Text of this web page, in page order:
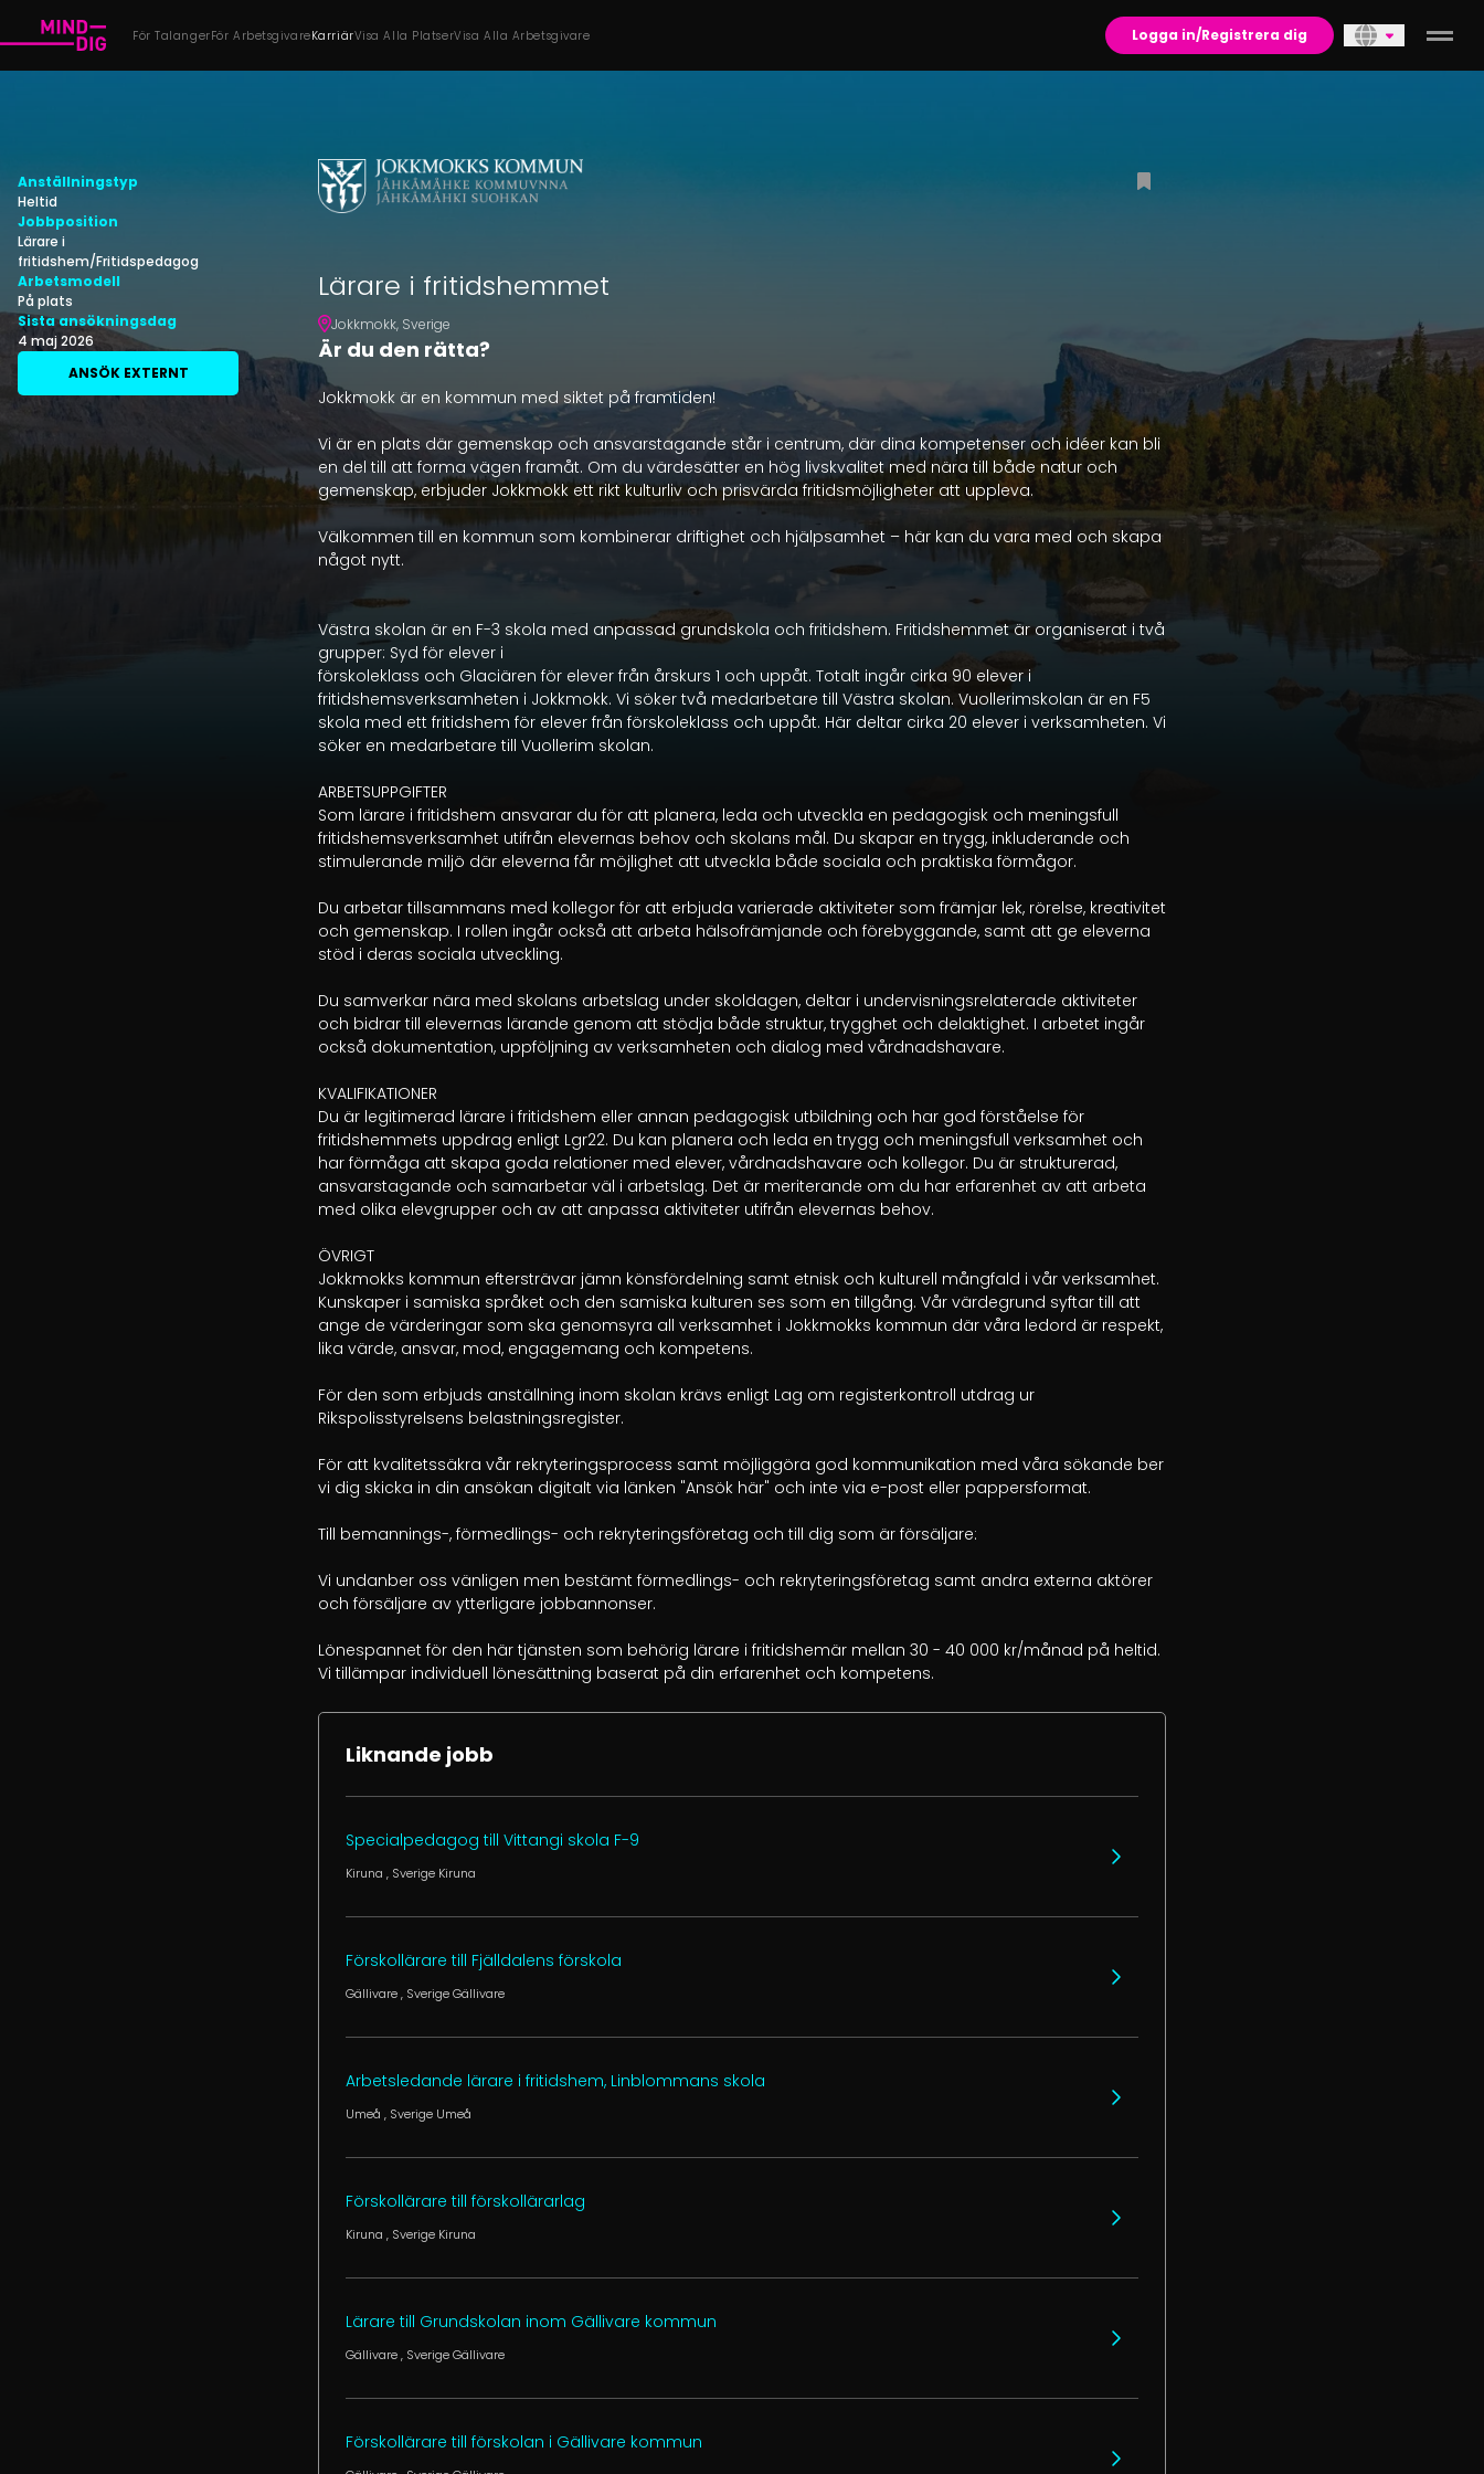
För TalangerFör ArbetsgivareKarriärVisa Alla PlatserVisa Alla Arbetsgivare Logga in/Registrera dig
Anställningstyp
Heltid
Jobbposition
Lärare i
fritidshem/Fritidspedagog
Arbetsmodell
På plats
Sista ansökningsdag
4 maj 2026
ANSÖK EXTERNT
Lärare i fritidshemmet
Jokkmokk, Sverige
Är du den rätta?
Jokkmokk är en kommun med siktet på framtiden!
Vi är en plats där gemenskap och ansvarstagande står i centrum, där dina kompetenser och idéer kan bli
en del till att forma vägen framåt. Om du värdesätter en hög livskvalitet med nära till både natur och
gemenskap, erbjuder Jokkmokk ett rikt kulturliv och prisvärda fritidsmöjligheter att uppleva.
Välkommen till en kommun som kombinerar driftighet och hjälpsamhet – här kan du vara med och skapa
något nytt.
Västra skolan är en F-3 skola med anpassad grundskola och fritidshem. Fritidshemmet är organiserat i två
grupper: Syd för elever i
förskoleklass och Glaciären för elever från årskurs 1 och uppåt. Totalt ingår cirka 90 elever i
fritidshemsverksamheten i Jokkmokk. Vi söker två medarbetare till Västra skolan. Vuollerimskolan är en F5
skola med ett fritidshem för elever från förskoleklass och uppåt. Här deltar cirka 20 elever i verksamheten. Vi
söker en medarbetare till Vuollerim skolan.
ARBETSUPPGIFTER
Som lärare i fritidshem ansvarar du för att planera, leda och utveckla en pedagogisk och meningsfull
fritidshemsverksamhet utifrån elevernas behov och skolans mål. Du skapar en trygg, inkluderande och
stimulerande miljö där eleverna får möjlighet att utveckla både sociala och praktiska förmågor.
Du arbetar tillsammans med kollegor för att erbjuda varierade aktiviteter som främjar lek, rörelse, kreativitet
och gemenskap. I rollen ingår också att arbeta hälsofrämjande och förebyggande, samt att ge eleverna
stöd i deras sociala utveckling.
Du samverkar nära med skolans arbetslag under skoldagen, deltar i undervisningsrelaterade aktiviteter
och bidrar till elevernas lärande genom att stödja både struktur, trygghet och delaktighet. I arbetet ingår
också dokumentation, uppföljning av verksamheten och dialog med vårdnadshavare.
KVALIFIKATIONER
Du är legitimerad lärare i fritidshem eller annan pedagogisk utbildning och har god förståelse för
fritidshemmets uppdrag enligt Lgr22. Du kan planera och leda en trygg och meningsfull verksamhet och
har förmåga att skapa goda relationer med elever, vårdnadshavare och kollegor. Du är strukturerad,
ansvarstagande och samarbetar väl i arbetslag. Det är meriterande om du har erfarenhet av att arbeta
med olika elevgrupper och av att anpassa aktiviteter utifrån elevernas behov.
ÖVRIGT
Jokkmokks kommun eftersträvar jämn könsfördelning samt etnisk och kulturell mångfald i vår verksamhet.
Kunskaper i samiska språket och den samiska kulturen ses som en tillgång. Vår värdegrund syftar till att
ange de värderingar som ska genomsyra all verksamhet i Jokkmokks kommun där våra ledord är respekt,
lika värde, ansvar, mod, engagemang och kompetens.
För den som erbjuds anställning inom skolan krävs enligt Lag om registerkontroll utdrag ur
Rikspolisstyrelsens belastningsregister.
För att kvalitetssäkra vår rekryteringsprocess samt möjliggöra god kommunikation med våra sökande ber
vi dig skicka in din ansökan digitalt via länken "Ansök här" och inte via e-post eller pappersformat.
Till bemannings-, förmedlings- och rekryteringsföretag och till dig som är försäljare:
Vi undanber oss vänligen men bestämt förmedlings- och rekryteringsföretag samt andra externa aktörer
och försäljare av ytterligare jobbannonser.
Lönespannet för den här tjänsten som behörig lärare i fritidshemär mellan 30 - 40 000 kr/månad på heltid.
Vi tillämpar individuell lönesättning baserat på din erfarenhet och kompetens.
Liknande jobb
Specialpedagog till Vittangi skola F-9
Kiruna , Sverige Kiruna
Förskollärare till Fjälldalens förskola
Gällivare, SverigeGällivare
Arbetsledande lärare i fritidshem, Linblommans skola
Umeå , Sverige Umeå
Förskollärare till förskollärarlag
Kiruna , Sverige Kiruna
Lärare till Grundskolan inom Gällivare kommun
Gällivare, SverigeGällivare
Förskollärare till förskolan i Gällivare kommun